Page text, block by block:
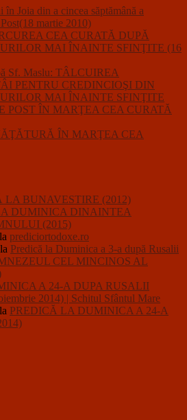
Joia din a cincea săptămână a
martie 2010)
CEA CURATĂ DUPĂ
MAI ÎNAINTE SFINŢITE (16
Sf. Maslu: TÂLCUIREA
PENTRU CREDINCIOŞI DIN
MAI ÎNAINTE SFINŢITE
POST ÎN MARŢEA CEA CURATĂ
ÎN MARŢEA CEA
LA BUNAVESTIRE (2012)
DUMINICA DINAINTEA
(2015)
la prediciortodoxe.ro
la Predică la Duminica a 3-a după Rusalii
CEL MINCINOS AL
A 24-A DUPA RUSALII
2014) | Schitul Sfântul Mare
la PREDICĂ LA DUMINICA A 24-A